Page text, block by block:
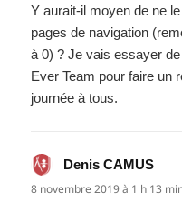
Y aurait-il moyen de ne
pages de navigation
à 0) ? Je vais essayer
Ever Team pour faire un
journée à tous.
Denis CAMUS
8 novembre 2019 à 1 h 13